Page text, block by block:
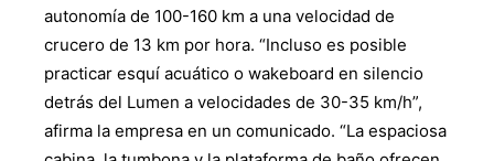
autonomía de 100-160 km a una velocidad de
crucero de 13 km por hora. “Incluso es posible
practicar esquí acuático o wakeboard en silencio
detrás del Lumen a velocidades de 30-35 km/h”,
afirma la empresa en un comunicado. “La espaciosa